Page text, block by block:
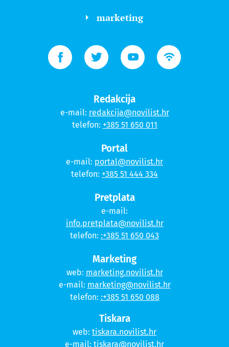
marketing
Redakcija
e-mail: redakcija@novilist.hr
telefon: +385 51 650 011
Portal
e-mail: portal@novilist.hr
telefon: +385 51 444 334
Pretplata
e-mail:
info.pretplata@novilist.hr
telefon: :+385 51 650 043
Marketing
web: marketing.novilist.hr
e-mail: marketing@novilist.hr
telefon: :+385 51 650 088
Tiskara
web: tiskara.novilist.hr
e-mail: tiskara@novilist.hr